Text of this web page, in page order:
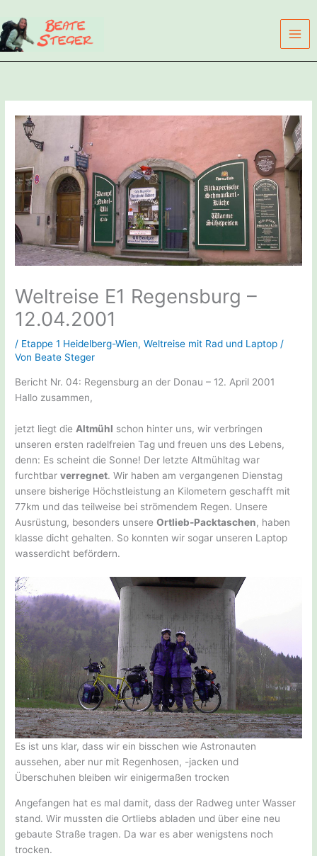
Inhalt
springen
Weltreise E1 Regensburg –
12.04.2001
/ Etappe 1 Heidelberg-Wien,Weltreise mit Rad und Laptop /
Von Beate Steger
Bericht Nr. 04: Regensburg an der Donau – 12. April 2001
Hallo zusammen,
jetzt liegt die Altmühl schon hinter uns, wir verbringen
unseren ersten radelfreien Tag und freuen uns des Lebens,
denn: Es scheint die Sonne! Der letzte Altmühltag war
furchtbarverregnet. Wir haben am vergangenen Dienstag
unsere bisherige Höchstleistung an Kilometern geschafft mit
77km und das teilweise bei strömendem Regen. Unsere
Ausrüstung, besonders unsereOrtlieb-Packtaschen, haben
klasse dicht gehalten. So konnten wir sogar unseren Laptop
wasserdicht befördern.
Es ist uns klar, dass wir ein bisschen wie Astronauten
aussehen, aber nur mit Regenhosen, -jacken und
Überschuhen bleiben wir einigermaßen trocken
Angefangen hat es mal damit, dass der Radweg unter Wasser
stand. Wir mussten die Ortliebs abladen und über eine neu
gebaute Straße tragen. Da war es aber wenigstens noch
trocken.